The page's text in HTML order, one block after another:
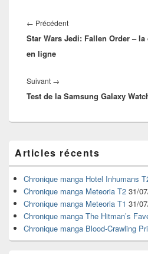
de
l’article
← PrécédentArticle
précédent :
Star Wars Jedi: Fallen Order – la
en ligne
Suivant →
suivant :
Test de la Samsung Galaxy
principale
de
widget
pour
barre
latérale
Articles récents
Chronique manga Hotel Inhumans
Chronique manga Meteoria T2 31/
Chronique manga Meteoria T1 31/
Chronique manga The Hitman’s
Chronique manga Blood-Crawling